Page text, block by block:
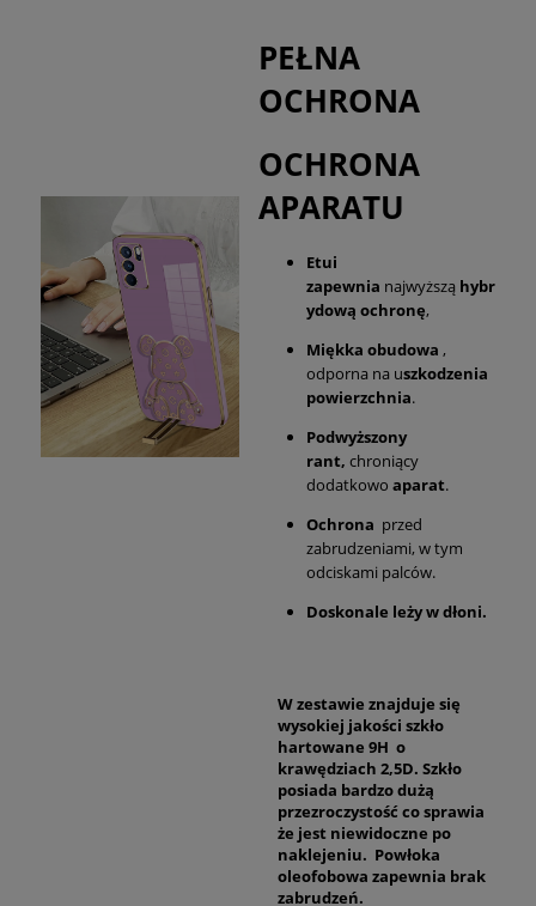
PEŁNA
OCHRONA
OCHRONA
APARATU
Etui
zapewnia najwyższą hybr
ydową ochronę,
Miękka obudowa ,
odporna na uszkodzenia
powierzchnia.
Podwyższony
rant, chroniący
dodatkowo aparat.
Ochrona przed
zabrudzeniami, w tym
odciskami palców.
Doskonale leży w dłoni.
W zestawie znajduje się
wysokiej jakości szkło
hartowane 9H o
krawędziach 2,5D. Szkło
posiada bardzo dużą
przezroczystość co sprawia
że jest niewidoczne po
naklejeniu. Powłoka
oleofobowa zapewnia brak
zabrudzeń.